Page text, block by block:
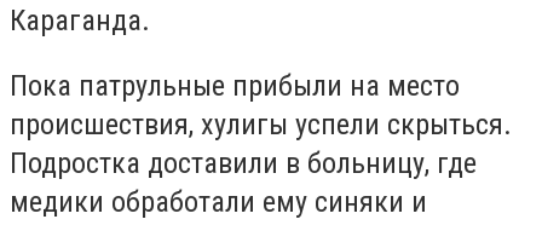
Караганда.
Пока патрульные прибыли на место
происшествия, хулигы успели скрыться.
Подростка доставили в больницу, где
медики обработали ему синяки и